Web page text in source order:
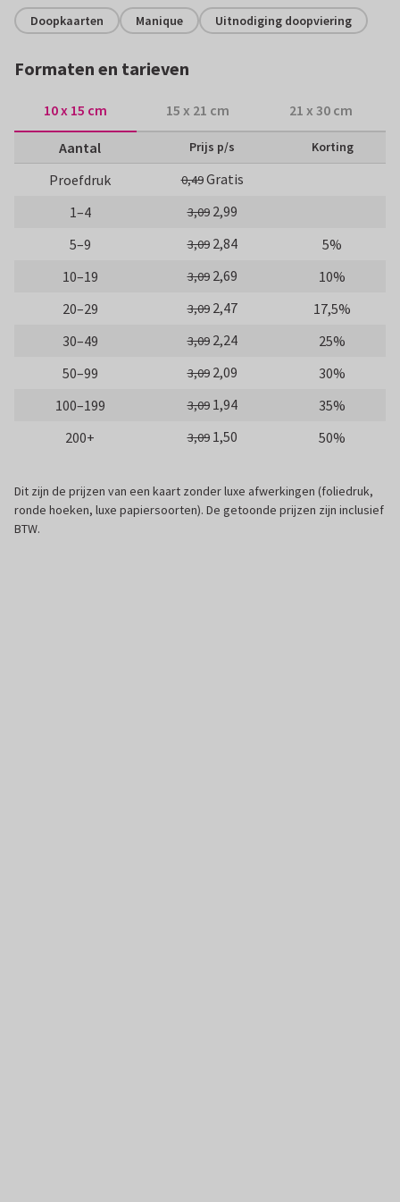
Doopkaarten Manique Uitnodiging doopviering
Formaten en tarieven
10 x 15 cm 15 x 21 cm 21 x 30 cm
Aantal Prijs p/s Korting
Proefdruk 0,49Gratis
1–4
3,09 2,99
5–9
3,09 2,84
5%
10–19
3,09 2,69
10%
20–29
3,09 2,47
17,5%
30–49
3,09 2,24
25%
50–99
3,09 2,09
30%
100–199
3,09 1,94
35%
200+
3,09 1,50 50%
Dit zijn de prijzen van een kaart zonder luxe afwerkingen (foliedruk,
ronde hoeken, luxe papiersoorten). De getoonde prijzen zijn inclusief
BTW.